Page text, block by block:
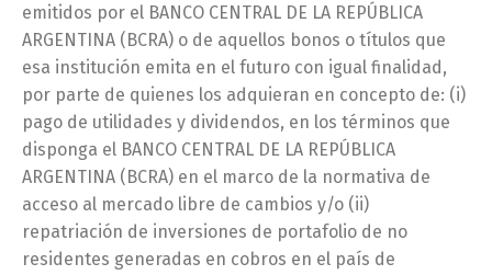
emitidos por el BANCO CENTRAL DE LA REPÚBLICA
ARGENTINA (BCRA) o de aquellos bonos o títulos que
esa institución emita en el futuro con igual finalidad,
por parte de quienes los adquieran en concepto de: (i)
pago de utilidades y dividendos, en los términos que
disponga el BANCO CENTRAL DE LA REPÚBLICA
ARGENTINA (BCRA) en el marco de la normativa de
acceso al mercado libre de cambios y/o (ii)
repatriación de inversiones de portafolio de no
residentes generadas en cobros en el país de